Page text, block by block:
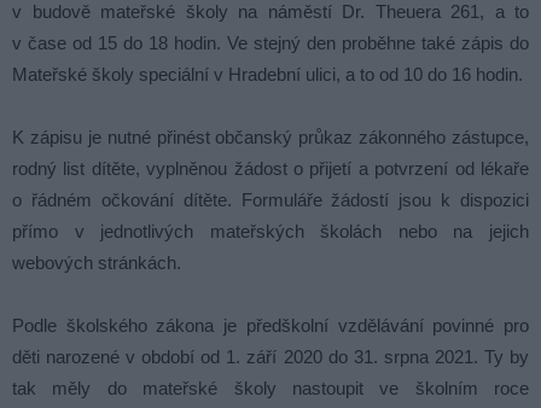
v budově mateřské školy na náměstí Dr. Theuera 261, a to
v čase od 15 do 18 hodin. Ve stejný den proběhne také zápis do
Mateřské školy speciální v Hradební ulici, a to od 10 do 16 hodin.
K zápisu je nutné přinést občanský průkaz zákonného zástupce,
rodný list dítěte, vyplněnou žádost o přijetí a potvrzení od lékaře
o řádném očkování dítěte. Formuláře žádostí jsou k dispozici
přímo v jednotlivých mateřských školách nebo na jejich
webových stránkách.
Podle školského zákona je předškolní vzdělávání povinné pro
děti narozené v období od 1. září 2020 do 31. srpna 2021. Ty by
tak měly do mateřské školy nastoupit ve školním roce